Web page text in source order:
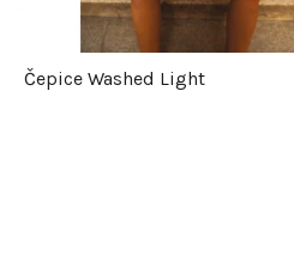
Čepice Washed Light